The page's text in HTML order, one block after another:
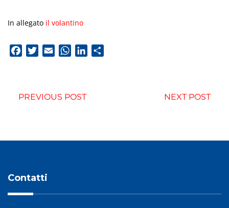
In allegato il volantino
FacebookTwitterEmail WhatsApp
LinkedIn
PREVIOUS POST NEXT POST
Contatti